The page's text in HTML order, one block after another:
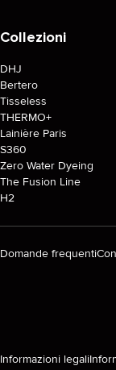
Collezioni
DHJ
Bertero
Tisseless
THERMO+
Lainière Paris
S360
Zero Water Dyeing
The Fusion Line
H2
Domande frequenti
Informazioni legali